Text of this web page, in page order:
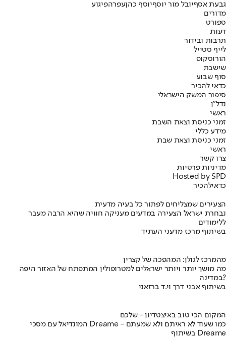
גבעת אסףיובל מור יוסףיוסף כהןעפרהפיגוע
מדורים
ספורט
דעות
תרבות ובידור
לייף סטייל
הורוסקופ
שישבת
סוף שבוע
כדאי להכיר
סיפור המשק הישראלי
נדל"ן
ראשי
זמני כניסת וצאת השבת
מידע כללי
זמני כניסת וצאת שבת
ראשי
צרו קשר
מדיניות פרטיות
Hosted by SPD
כדאילהכיר
הצעירים שמצליחים לפתור כל בעיה מדעית
נבחרת ישראל הצעירה במדעים מעניקה חוויה שהיא הרבה מעבר
ללימודים
בשיתוף מרכז מדעני העתיד
מהמרכז לגולן: המהפכה של קצרין
מה מושך יותר ויותר ישראלים למטרופולין המתפתח של האזור היפה
במדינה?
בשיתוף אבני דרך וי.ד ברזאני
המקום הכי טוב באיצטדיון - שלכם
המונדיאל עם מסכי Dreame - כמו שעוד לא ראיתם ולא שמעתם
בשיתוף Dreame